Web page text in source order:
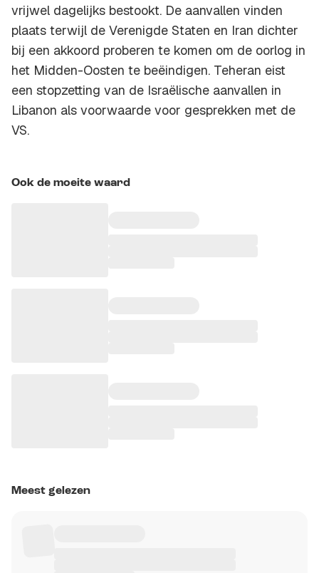
vrijwel dagelijks bestookt. De aanvallen vinden
plaats terwijl de Verenigde Staten en Iran dichter
bij een akkoord proberen te komen om de oorlog in
het Midden-Oosten te beëindigen. Teheran eist
een stopzetting van de Israëlische aanvallen in
Libanon als voorwaarde voor gesprekken met de
VS.
Ook de moeite waard
Meest gelezen